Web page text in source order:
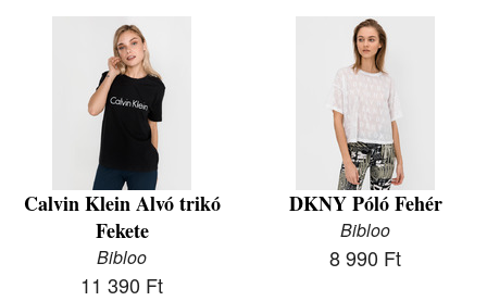
Calvin Klein Alvó trikó
Fekete
Bibloo
11 390 Ft
DKNY Póló Fehér
Bibloo
8 990 Ft